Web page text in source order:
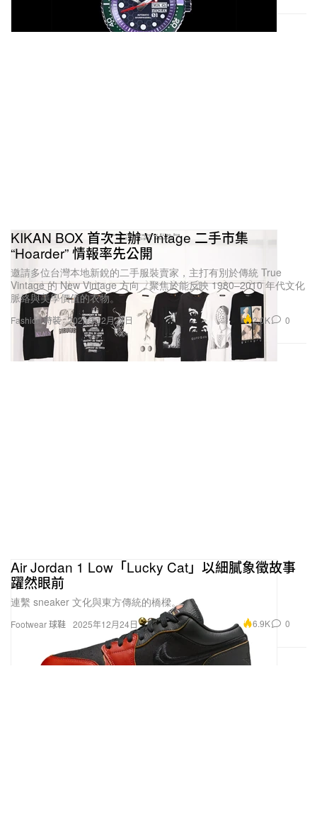
Fashion 時裝
KIKAN BOX 首次主辦 Vintage 二手市集
“Hoarder” 情報率先公開
邀請多位台灣本地新銳的二手服裝賣家，主打有別於傳統 True
Vintage 的 New Vintage 方向，聚焦於能反映 1980–2010 年代文化
脈絡與美學價值的衣物。
2025年12月24日 2.0K 0
Footwear 球鞋
Air Jordan 1 Low「Lucky Cat」以細膩象徵故事
躍然眼前
連繫 sneaker 文化與東方傳統的橋樑。
2025年12月24日 6.9K 0